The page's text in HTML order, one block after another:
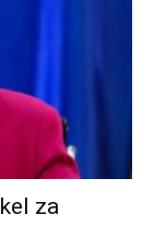
za